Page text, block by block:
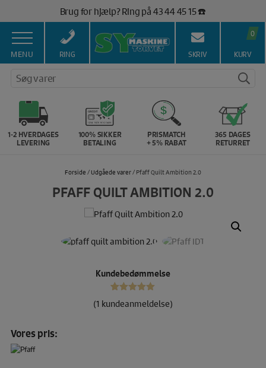
indholdet
Brug for hjælp? Ring på 43 44 45 15 ☎️
Vi matcher alle danske priser 💰
MENU RING SKRIV
0
KURV
Søg varer
1-2 HVERDAGES
LEVERING
100% SIKKER
BETALING
PRISMATCH
+ 5% RABAT
365 DAGES
RETURRET
Forside / Udgåede varer/ Pfaff Quilt Ambition 2.0
PFAFF QUILT AMBITION 2.0
Kundebedømmelse
som5.00
(1 kundeanmeldelse)
Vores pris: